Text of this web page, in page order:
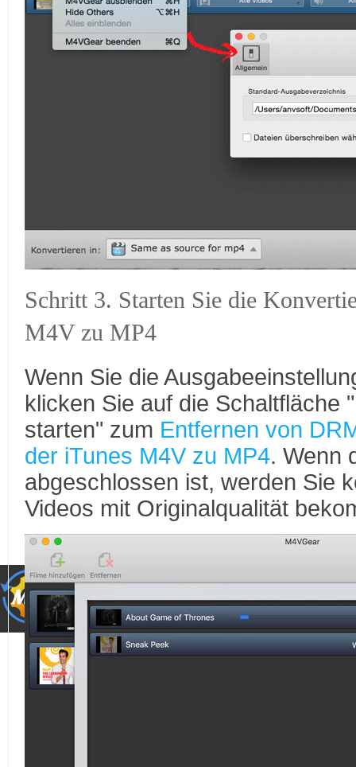
Mac Version Windows
Schritt 3. Starten Sie die
M4V zu MP4
Wenn Sie die
klicken Sie auf die Schaltfläche
starten" zum Entfernen von
der iTunes M4V zu MP4. Wenn
abgeschlossen ist, werden Sie
Videos mit Originalqualität